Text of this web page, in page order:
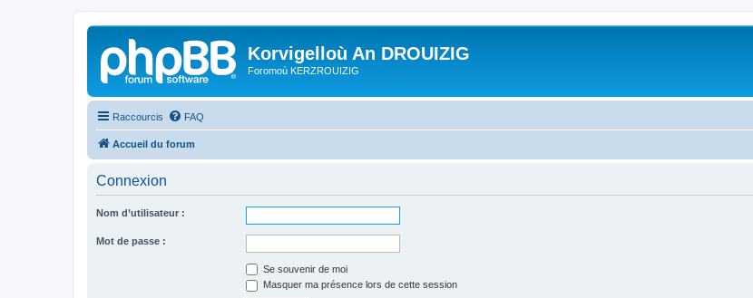
Korvigelloù An DROUIZIG
Foromoù KERZROUIZIG
Raccourcis FAQ
Accueil du forum
Connexion
Nom d’utilisateur :
Mot de passe :
Se souvenir de moi
Masquer ma présence lors de cette session